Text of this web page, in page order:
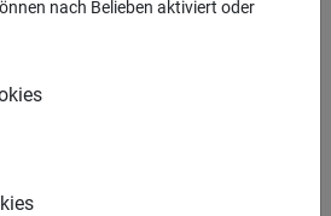
nach Belieben aktiviert oder